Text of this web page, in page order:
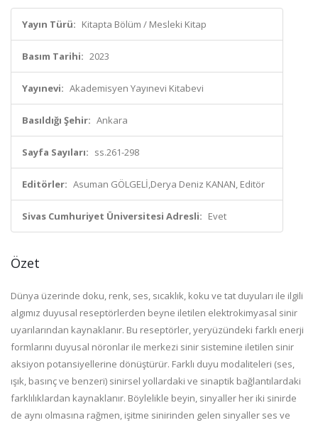
Yayın Türü: Kitapta Bölüm / Mesleki Kitap
Basım Tarihi: 2023
Yayınevi: Akademisyen Yayınevi Kitabevi
Basıldığı Şehir: Ankara
Sayfa Sayıları: ss.261-298
Editörler: Asuman GÖLGELİ,Derya Deniz KANAN, Editör
Sivas Cumhuriyet Üniversitesi Adresli: Evet
Özet
Dünya üzerinde doku, renk, ses, sıcaklık, koku ve tat duyuları ile ilgili
algımız duyusal reseptörlerden beyne iletilen elektrokimyasal sinir
uyarılarından kaynaklanır. Bu reseptörler, yeryüzündeki farklı enerji
formlarını duyusal nöronlar ile merkezi sinir sistemine iletilen sinir
aksiyon potansiyellerine dönüştürür. Farklı duyu modaliteleri (ses,
ışık, basınç ve benzeri) sinirsel yollardaki ve sinaptik bağlantılardaki
farklılıklardan kaynaklanır. Böylelikle beyin, sinyaller her iki sinirde
de aynı olmasına rağmen, işitme sinirinden gelen sinyaller ses ve